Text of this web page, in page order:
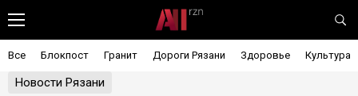
Все Блокпост Гранит Дороги Рязани Здоровье Культура
Новости Рязани